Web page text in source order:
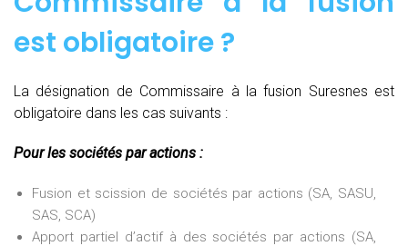
est obligatoire ?
La désignation de Commissaire à la fusion Suresnes est
obligatoire dans les cas suivants :
Pour les sociétés par actions :
Fusion et scission de sociétés par actions (SA, SASU,
SAS, SCA)
Apport partiel d’actif à des sociétés par actions (SA,